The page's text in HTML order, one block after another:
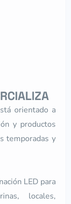
orientado a
y productos
temporadas y
LED para
locales,